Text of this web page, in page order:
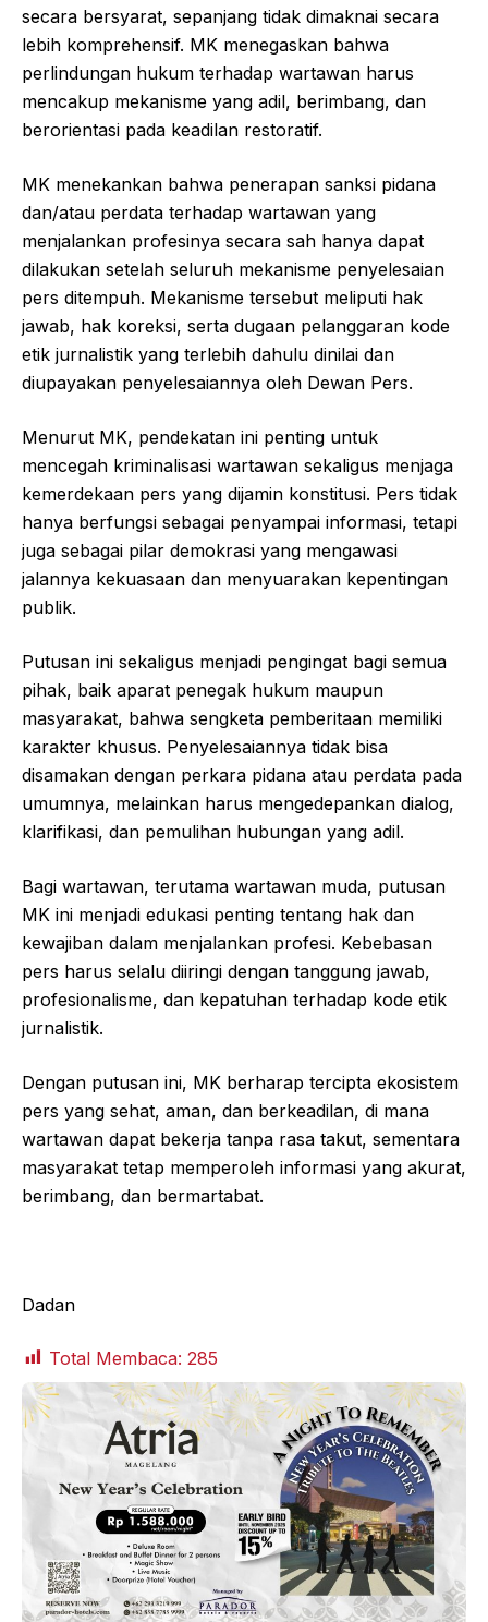
secara bersyarat, sepanjang tidak dimaknai secara
lebih komprehensif. MK menegaskan bahwa
perlindungan hukum terhadap wartawan harus
mencakup mekanisme yang adil, berimbang, dan
berorientasi pada keadilan restoratif.
MK menekankan bahwa penerapan sanksi pidana
dan/atau perdata terhadap wartawan yang
menjalankan profesinya secara sah hanya dapat
dilakukan setelah seluruh mekanisme penyelesaian
pers ditempuh. Mekanisme tersebut meliputi hak
jawab, hak koreksi, serta dugaan pelanggaran kode
etik jurnalistik yang terlebih dahulu dinilai dan
diupayakan penyelesaiannya oleh Dewan Pers.
Menurut MK, pendekatan ini penting untuk
mencegah kriminalisasi wartawan sekaligus menjaga
kemerdekaan pers yang dijamin konstitusi. Pers tidak
hanya berfungsi sebagai penyampai informasi, tetapi
juga sebagai pilar demokrasi yang mengawasi
jalannya kekuasaan dan menyuarakan kepentingan
publik.
Putusan ini sekaligus menjadi pengingat bagi semua
pihak, baik aparat penegak hukum maupun
masyarakat, bahwa sengketa pemberitaan memiliki
karakter khusus. Penyelesaiannya tidak bisa
disamakan dengan perkara pidana atau perdata pada
umumnya, melainkan harus mengedepankan dialog,
klarifikasi, dan pemulihan hubungan yang adil.
Bagi wartawan, terutama wartawan muda, putusan
MK ini menjadi edukasi penting tentang hak dan
kewajiban dalam menjalankan profesi. Kebebasan
pers harus selalu diiringi dengan tanggung jawab,
profesionalisme, dan kepatuhan terhadap kode etik
jurnalistik.
Dengan putusan ini, MK berharap tercipta ekosistem
pers yang sehat, aman, dan berkeadilan, di mana
wartawan dapat bekerja tanpa rasa takut, sementara
masyarakat tetap memperoleh informasi yang akurat,
berimbang, dan bermartabat.
Dadan
Total Membaca: 285